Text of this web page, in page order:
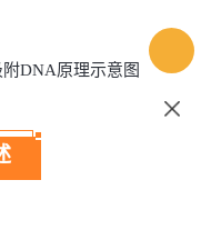
DNA原理示意图